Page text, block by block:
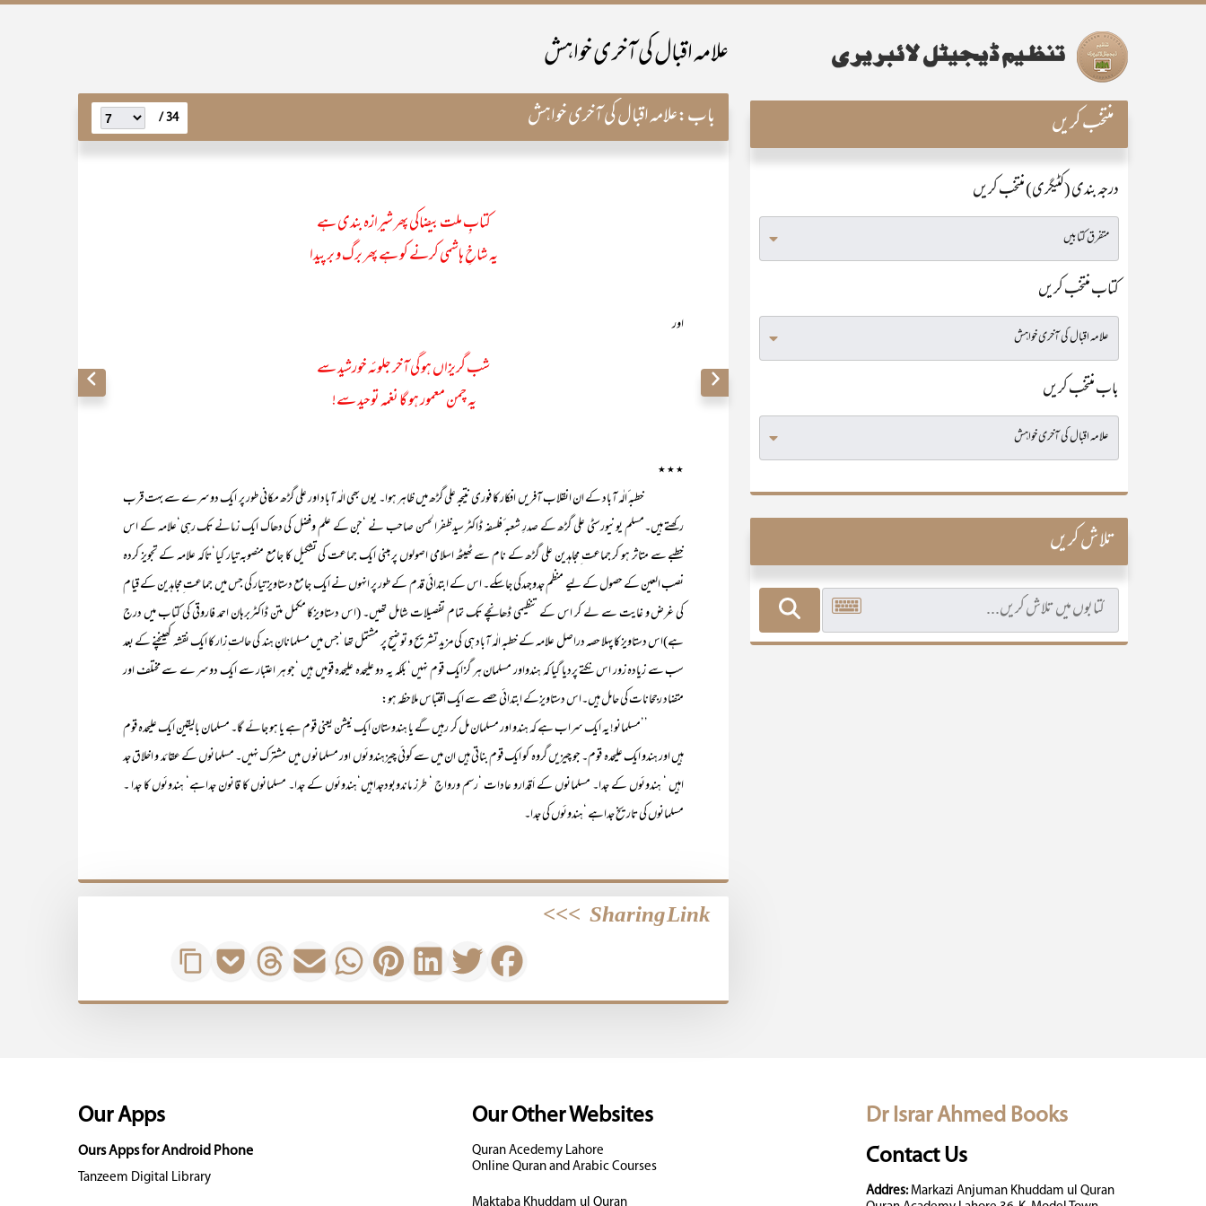
علامہ اقبال کی آخری خواہش
باب:علامہ اقبال کی آخری خواہش 34 /
کتابِ ملت بیضاکی پھر شیرازہ بندی ہے
یہ شاخِ ہاشمی کرنے کو ہے پھر برگ و بر پیدا
اور
شب گریزاں ہو گی آخر جلوئہ خورشید سے
یہ چمن معمور ہو گا نغمہ توحید سے!
٭ ٭ ٭
خطبہ ٔالٰہ آباد کے ان انقلاب آفریں افکار کا فوری نتیجہ علی گڑھ میں ظاہر ہوا۔ یوں بھی الٰہ آباد اور علی گڑھ مکانی طور پر ایک دوسرے سے بہت قرب
رکھتے ہیں۔مسلم یونیورسٹی علی گڑھ کے صدرِ شعبہ ٔفلسفہ ڈاکٹر سیدظفرالحسن صاحب نے ‘جن کے علم وفضل کی دھاک ایک زمانے تک رہی‘علامہ کے اس
خطبے سے متاثر ہو کر جماعت ِمجاہدین علی گڑھ کے نام سے ٹھیٹھ اسلامی اصولوں پر مبنی ایک جماعت کی تشکیل کا جامع منصوبہ تیار کیا‘تاکہ علامہ کے تجویز کردہ
نصب العین کے حصول کے لیے منظم جدوجہدکی جاسکے۔ اس کے ابتدائی قدم کے طور پر انہوں نے ایک جامع دستاویز تیار کی جس میں جماعت ِمجاہدین کے قیام
کی غرض و غایت سے لے کر اس کے تنظیمی ڈھانچے تک تمام تفصیلات شامل تھیں۔ (اس دستاویزکا مکمل متن ڈاکٹربرہان احمد فاروقی کی کتاب میں درج
ہے)اس دستاویز کا پہلا حصہ دراصل علامہ کے خطبہ الٰہ آباد ہی کی مزید تشریح و توضیح پر مشتمل تھا ‘جس میں مسلمانانِ ہند کی حالت ِزار کا ایک نقشہ کھینچنے کے بعد
سب سے زیادہ زور اس نکتے پردیا گیا کہ ہندواور مسلمان ہر گز ایک قوم نہیں‘ بلکہ یہ دو علیحدہ علیحدہ قومیں ہیں ‘جو ہر اعتبار سے ایک دوسر ے سے مختلف اور
متضاد رجحانات کی حامل ہیں۔اس دستاویزکے ابتدائی حصے سے ایک اقتباس ملاحظہ ہو:
’’مسلمانو! یہ ایک سراب ہے کہ ہندو اور مسلمان مل کر رہیں گے یا ہندوستان ایک نیشن یعنی قوم ہے یا ہو جائے گا۔ مسلمان بالیقین ایک علیحدہ قوم
ہیں اور ہندو ایک علیحدہ قوم۔ جو چیزیں گروہ کو ایک قوم بناتی ہیں ان میں سے کوئی چیزہندوئوں اور مسلمانو ں میں مشترک نہیں۔ مسلمانوں کے عقائد و اخلاق جد
اہیں ‘ ہندوئوں کے جدا۔ مسلمانوں کے اَقدارو عادات ‘رسم ورواج ‘ طرز ماندوبودجداہیں‘ہندوئوں کے جدا۔ مسلمانوں کا قانون جداہے‘ ہندوئوں کا جدا ۔
مسلمانوں کی تاریخ جداہے ‘ہندوئوں کی جدا۔
Sharing Link
>>>
منتخب کریں
درجہ بندی (کٹیگری) منتخب کریں
کتاب منتخب کریں
باب منتخب کریں
تلاش کریں
Dr Israr Ahmed Books
Contact Us
Addres:Markazi Anjuman Khuddam ul Quran
Our Other Websites
Quran Acedemy Lahore
Online Quran and Arabic Courses
Maktaba Khuddam ul Quran
Our Apps
Ours Apps for Android Phone
Tanzeem Digital Library